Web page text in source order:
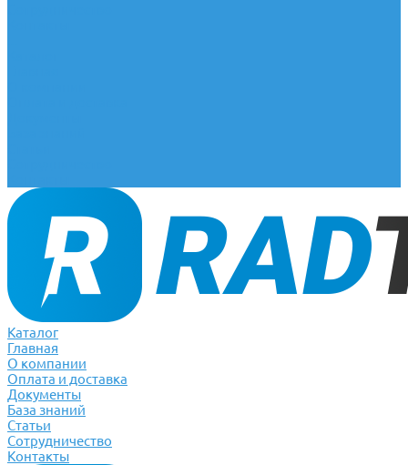
Каталог
Главная
О компании
Оплата и доставка
Документы
База знаний
Статьи
Сотрудничество
Контакты